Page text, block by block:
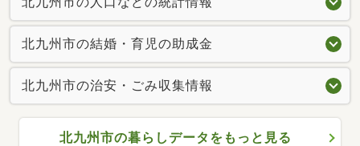
北九州市の結婚・育児の助成金
北九州市の治安・ごみ収集情報
北九州市の暮らしデータをもっと見る